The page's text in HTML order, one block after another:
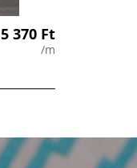
5 370 Ft
/m